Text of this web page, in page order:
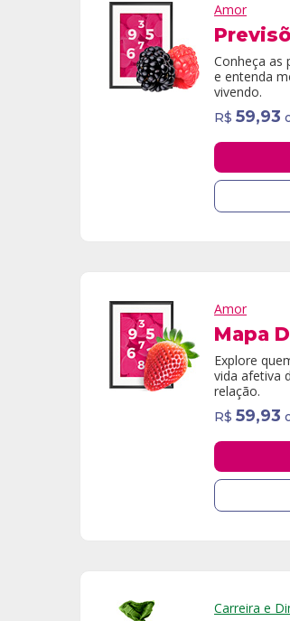
Amor
Conheça as
e entenda
vivendo.
R$ 59,93
Amor
Mapa
Explore
vida afetiva
relação.
R$ 59,93
Carreira e